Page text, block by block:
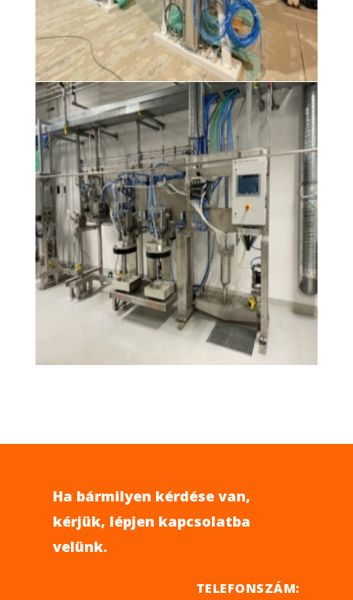
Ha bármilyen kérdése van,
kérjük, lépjen kapcsolatba
velünk.
TELEFONSZÁM: